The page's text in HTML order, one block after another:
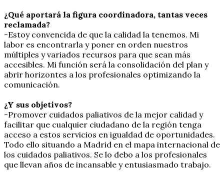
¿Qué aportará la figura coordinadora, tantas veces
reclamada?
-Estoy convencida de que la calidad la tenemos. Mi
labor es encontrarla y poner en orden nuestros
múltiples y variados recursos para que sean más
accesibles. Mi función será la consolidación del plan y
abrir horizontes a los profesionales optimizando la
comunicación.
¿Y sus objetivos?
-Promover cuidados paliativos de la mejor calidad y
facilitar que cualquier ciudadano de la región tenga
acceso a estos servicios en igualdad de oportunidades.
Todo ello situando a Madrid en el mapa internacional de
los cuidados paliativos. Se lo debo a los profesionales
que llevan años de incansable y entusiasmado trabajo.